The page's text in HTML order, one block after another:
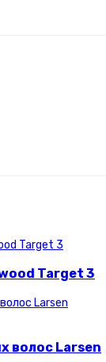
Target 3
волос Larsen